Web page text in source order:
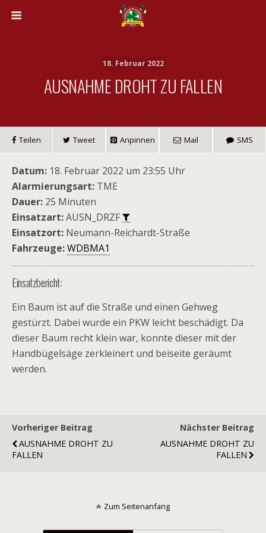
18. Februar 2022
AUSNAHME DROHT ZU FALLEN
Teilen Tweet Anpinnen Mail SMS
Datum: 18. Februar 2022 um 23:55 Uhr
Alarmierungsart: TME
Dauer: 25 Minuten
Einsatzart:AUSN_DRZF
Einsatzort: Neumann-Reichardt-Straße
Fahrzeuge:WDBMA1
Einsatzbericht:
Ein Baum ist auf die Straße und einen Gehweg
gestürzt. Dabei wurde ein PKW leicht beschädigt. Da
dieser Baum recht klein war, konnte dieser mit der
Handbügelsäge zerkleinert und beiseite geräumt
werden.
Vorheriger Beitrag
AUSNAHME DROHT ZU
FALLEN
Nächster Beitrag
AUSNAHME DROHT ZU
FALLEN
Zum Seitenanfang